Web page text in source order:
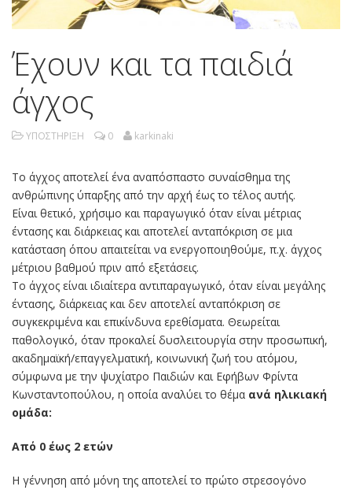
Έχουν και τα παιδιά
άγχος
ΥΠΟΣΤΗΡΙΞΗ 0 karkinaki
Το άγχος αποτελεί ένα αναπόσπαστο συναίσθημα της
ανθρώπινης ύπαρξης από την αρχή έως το τέλος αυτής.
Είναι θετικό, χρήσιμο και παραγωγικό όταν είναι μέτριας
έντασης και διάρκειας και αποτελεί ανταπόκριση σε μια
κατάσταση όπου απαιτείται να ενεργοποιηθούμε, π.χ. άγχος
μέτριου βαθμού πριν από εξετάσεις.
Το άγχος είναι ιδιαίτερα αντιπαραγωγικό, όταν είναι μεγάλης
έντασης, διάρκειας και δεν αποτελεί ανταπόκριση σε
συγκεκριμένα και επικίνδυνα ερεθίσματα. Θεωρείται
παθολογικό, όταν προκαλεί δυσλειτουργία στην προσωπική,
ακαδημαϊκή/επαγγελματική, κοινωνική ζωή του ατόμου,
σύμφωνα με την ψυχίατρο Παιδιών και Εφήβων Φρίντα
Κωνσταντοπούλου, η οποία αναλύει το θέμα ανά ηλικιακή
ομάδα:
Από 0 έως 2 ετών
Η γέννηση από μόνη της αποτελεί το πρώτο στρεσογόνο